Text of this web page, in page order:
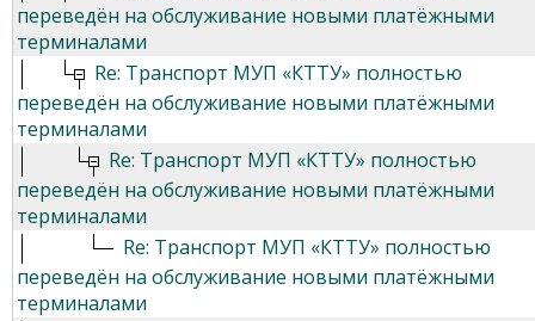
переведён на обслуживание новыми платёжными
терминалами
Re: Транспорт МУП «КТТУ» полностью
переведён на обслуживание новыми платёжными
терминалами
Re: Транспорт МУП «КТТУ» полностью
переведён на обслуживание новыми платёжными
терминалами
Re: Транспорт МУП «КТТУ» полностью
переведён на обслуживание новыми платёжными
терминалами